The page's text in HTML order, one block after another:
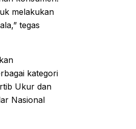
melakukan
tegas
kategori
Ukur dan
Nasional